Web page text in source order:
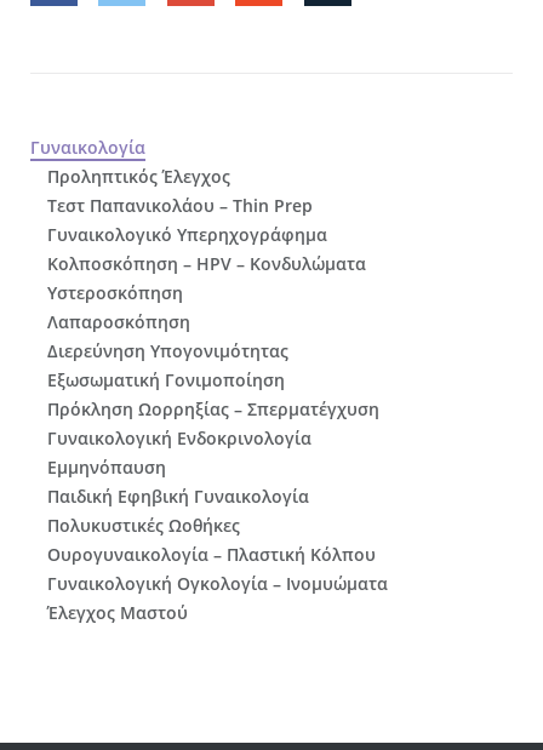
Γυναικολογία
Προληπτικός Έλεγχος
Τεστ Παπανικολάου – Thin Prep
Γυναικολογικό Υπερηχογράφημα
Κολποσκόπηση – HPV – Κονδυλώματα
Υστεροσκόπηση
Λαπαροσκόπηση
Διερεύνηση Υπογονιμότητας
Εξωσωματική Γονιμοποίηση
Πρόκληση Ωορρηξίας – Σπερματέγχυση
Γυναικολογική Ενδοκρινολογία
Εμμηνόπαυση
Παιδική Εφηβική Γυναικολογία
Πολυκυστικές Ωοθήκες
Ουρογυναικολογία – Πλαστική Κόλπου
Γυναικολογική Ογκολογία – Ινομυώματα
Έλεγχος Μαστού